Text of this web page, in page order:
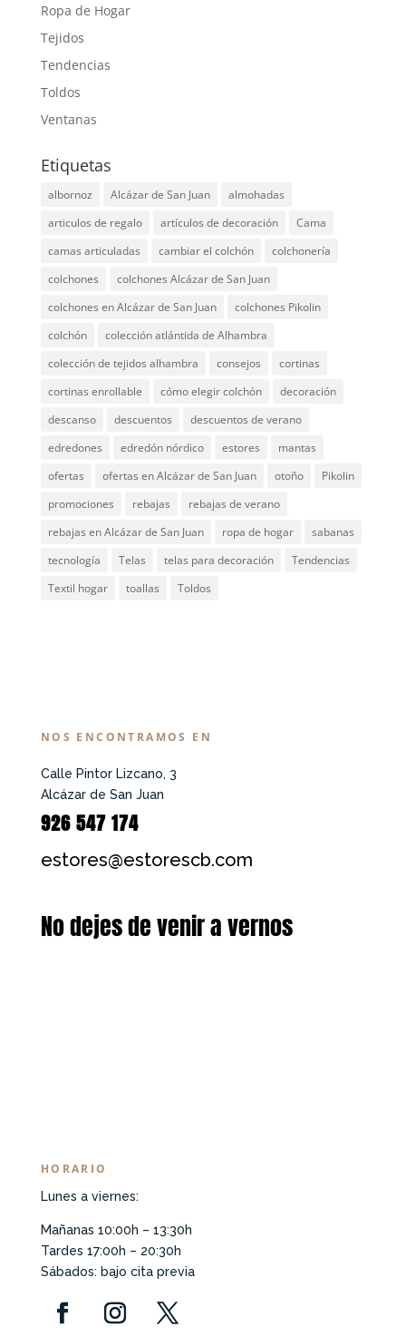
Ropa de Hogar
Tejidos
Tendencias
Toldos
Ventanas
Etiquetas
albornoz Alcázar de San Juan
almohadas
articulos de regalo
artículos de decoración
Cama
camas articuladas
cambiar el colchón
colchonería
colchones
colchones Alcázar de San Juan
colchones en Alcázar de San Juan
colchones Pikolin
colchón
colección atlántida de Alhambra
colección de tejidos alhambra
consejos
cortinas
cortinas enrollable
cómo elegir colchón
decoración
descanso
descuentos
descuentos de verano
edredones
edredón nórdico estores
mantas
ofertas
ofertas en Alcázar de San Juan otoño
Pikolin
promociones
rebajas
rebajas de verano
rebajas en Alcázar de San Juan
ropa de hogar
sabanas
tecnología
Telas telas para decoración
Tendencias
Textil hogar
toallas Toldos
NOS ENCONTRAMOS EN
Calle Pintor Lizcano, 3
Alcázar de San Juan
926 547 174
estores@estorescb.com
No dejes de venir a vernos
HORARIO
Lunes a viernes:
Mañanas 10:00h – 13:30h
Tardes 17:00h – 20:30h
Sábados: bajo cita previa